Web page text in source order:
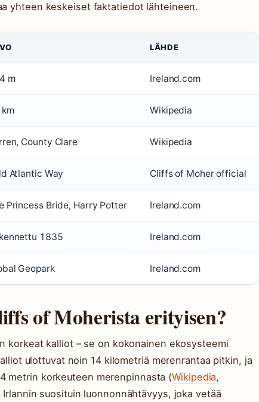
yhteen keskeiset faktatiedot lähteineen.
LÄHDE
m Ireland.com
Wikipedia
County Clare Wikipedia
Atlantic Way Cliffs of Moher official
Princess Bride, Harry Potter Ireland.com
1835 Ireland.com
Geopark Ireland.com
of Moherista erityisen?
korkeat kalliot – se on kokonainen ekosysteemi
ulottuvat noin 14 kilometriä merenrantaa pitkin, ja
metrin korkeuteen merenpinnasta (Wikipedia,
suosituin luonnonnähtävyys, joka vetää